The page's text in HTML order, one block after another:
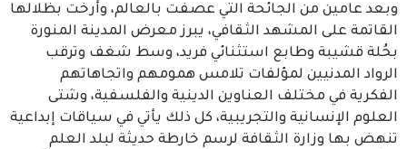
وبعد عامين من الجائحة التي عصفت بالعالم، وأرخت بظلالها
القاتمة على المشهد الثقافي، يبرز معرض المدينة المنورة
بحُلة قشيبة وطابع استثنائي فريد، وسط شغف وترقب
الرواد المدنيين لمؤلفات تلامس همومهم واتجاهاتهم
الفكرية في مختلف العناوين الدينية والفلسفية، وشتى
العلوم الإنسانية والتجريبية، كل ذلك يأتي في سياقات إبداعية
تنهض بها وزارة الثقافة لرسم خارطة حديثة لبلد العلم